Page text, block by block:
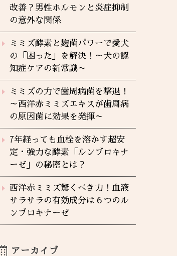
改善？男性ホルモンと炎症抑制
の意外な関係
ミミズ酵素と麹菌パワーで愛犬
の「困った」を解決！～犬の認
知症ケアの新常識～
ミミズの力で歯周病菌を撃退！
～西洋赤ミミズエキスが歯周病
の原因菌に効果を発揮～
7年経っても血栓を溶かす超安
定・強力な酵素「ルンブロキナ
ーゼ」の秘密とは？
西洋赤ミミズ驚くべき力！血液
サラサラの有効成分は６つのル
ンブロキナーゼ
アーカイブ